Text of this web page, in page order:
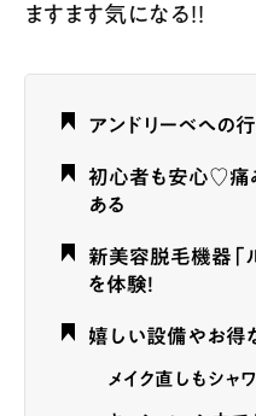
ますます気になる！！
アンドリーベへの
初心者も安心♡痛
ある
新美容脱毛機器「ル
を体験！
嬉しい設備やお
メイク直しもシャ